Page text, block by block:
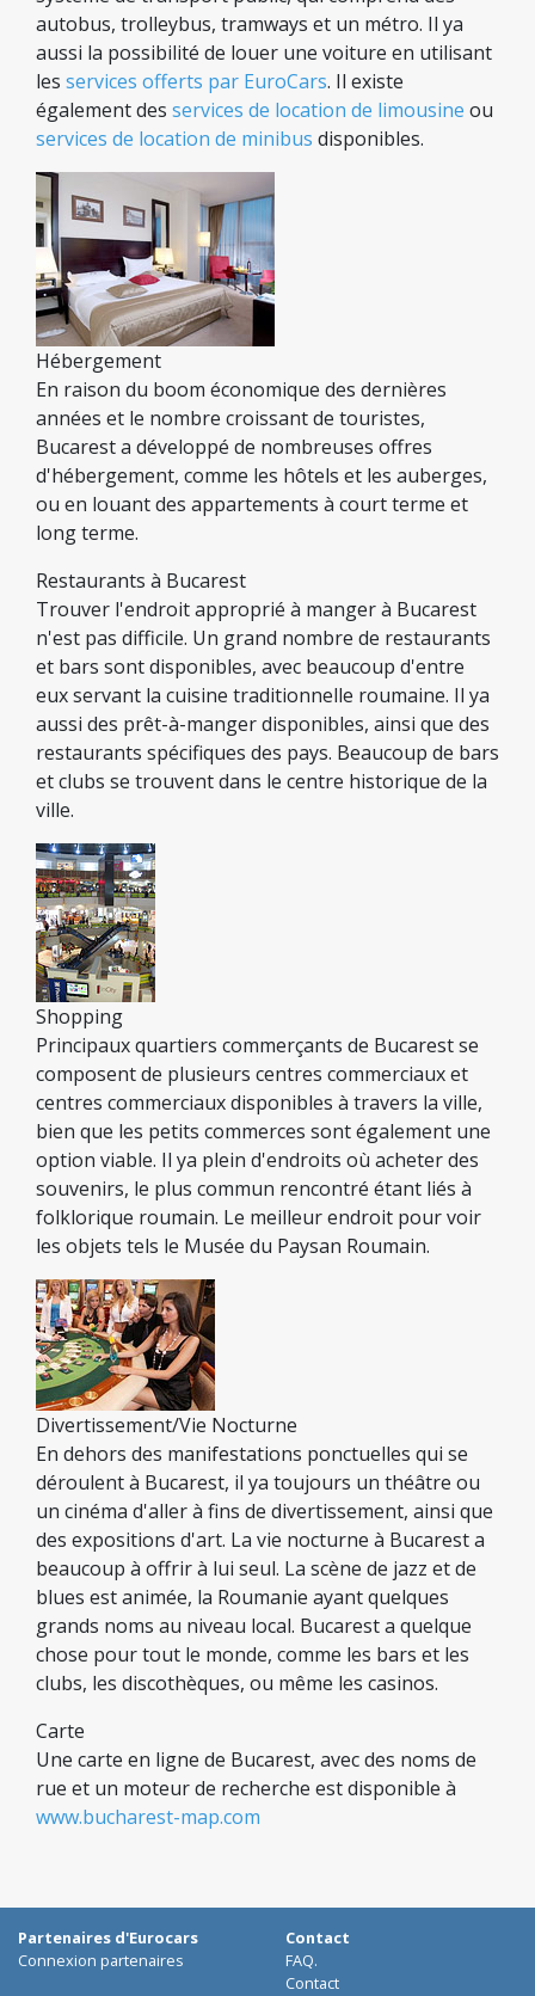
autobus, trolleybus, tramways et un métro. Il ya
aussi la possibilité de louer une voiture en utilisant
les services offerts par EuroCars. Il existe
également des services de location de limousine ou
services de location de minibus disponibles.
Hébergement
En raison du boom économique des dernières
années et le nombre croissant de touristes,
Bucarest a développé de nombreuses offres
d'hébergement, comme les hôtels et les auberges,
ou en louant des appartements à court terme et
long terme.
Restaurants à Bucarest
Trouver l'endroit approprié à manger à Bucarest
n'est pas difficile. Un grand nombre de restaurants
et bars sont disponibles, avec beaucoup d'entre
eux servant la cuisine traditionnelle roumaine. Il ya
aussi des prêt-à-manger disponibles, ainsi que des
restaurants spécifiques des pays. Beaucoup de bars
et clubs se trouvent dans le centre historique de la
ville.
Shopping
Principaux quartiers commerçants de Bucarest se
composent de plusieurs centres commerciaux et
centres commerciaux disponibles à travers la ville,
bien que les petits commerces sont également une
option viable. Il ya plein d'endroits où acheter des
souvenirs, le plus commun rencontré étant liés à
folklorique roumain. Le meilleur endroit pour voir
les objets tels le Musée du Paysan Roumain.
Divertissement/Vie Nocturne
En dehors des manifestations ponctuelles qui se
déroulent à Bucarest, il ya toujours un théâtre ou
un cinéma d'aller à fins de divertissement, ainsi que
des expositions d'art. La vie nocturne à Bucarest a
beaucoup à offrir à lui seul. La scène de jazz et de
blues est animée, la Roumanie ayant quelques
grands noms au niveau local. Bucarest a quelque
chose pour tout le monde, comme les bars et les
clubs, les discothèques, ou même les casinos.
Carte
Une carte en ligne de Bucarest, avec des noms de
rue et un moteur de recherche est disponible à
www.bucharest-map.com
Partenaires d'Eurocars
Connexion partenaires
Contact
FAQ.
Contact